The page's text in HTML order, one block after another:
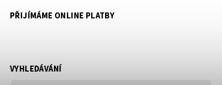
PŘIJÍMÁME ONLINE PLATBY
VYHLEDÁVÁNÍ